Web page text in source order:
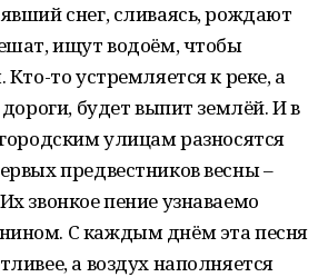
снег, сливаясь, рождают
ищут водоём, чтобы
Кто-то устремляется к реке, а
будет выпит землёй. И в
улицам разносятся
предвестников весны –
звонкое пение узнаваемо
С каждым днём эта песня
а воздух наполняется